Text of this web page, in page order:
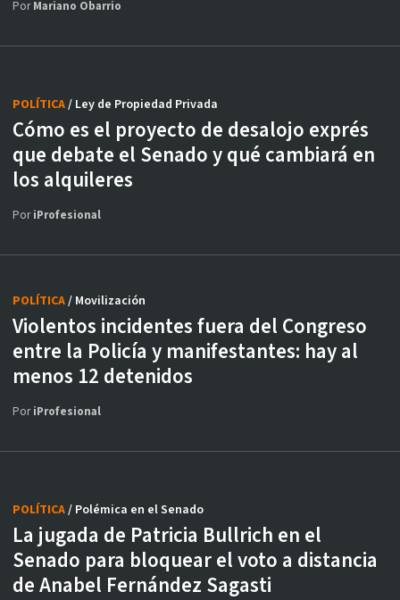
PorMariano Obarrio
Cómo es el proyecto de desalojo exprés
que debate el Senado y qué cambiará en
los alquileres
POLÍTICA/ Ley de Propiedad Privada
PoriProfesional
Violentos incidentes fuera del Congreso
entre la Policía y manifestantes: hay al
menos 12 detenidos
POLÍTICA/ Movilización
PoriProfesional
La jugada de Patricia Bullrich en el
Senado para bloquear el voto a distancia
de Anabel Fernández Sagasti
POLÍTICA/ Polémica en el Senado